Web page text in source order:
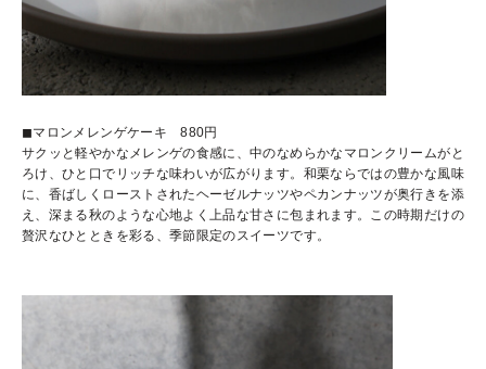
◼︎マロンメレンゲケーキ 880円
サクッと軽やかなメレンゲの食感に、中のなめらかなマロンクリームがと
ろけ、ひと口でリッチな味わいが広がります。和栗ならではの豊かな風味
に、香ばしくローストされたヘーゼルナッツやペカンナッツが奥行きを添
え、深まる秋のような心地よく上品な甘さに包まれます。この時期だけの
贅沢なひとときを彩る、季節限定のスイーツです。